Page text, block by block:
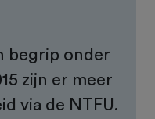
begrip onder
zijn er meer
via de NTFU.